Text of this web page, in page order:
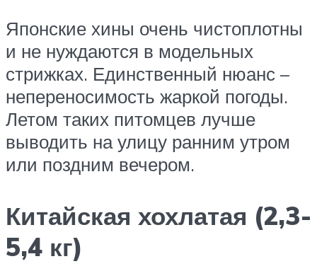
Японские хины очень чистоплотны
и не нуждаются в модельных
стрижках. Единственный нюанс –
непереносимость жаркой погоды.
Летом таких питомцев лучше
выводить на улицу ранним утром
или поздним вечером.
Китайская хохлатая (2,3-
5,4 кг)